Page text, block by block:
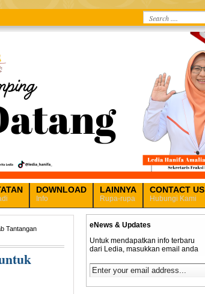
DOWNLOAD
Info
LAINNYA
Rupa-rupa
CONTACT US
Hubungi Kami
Tantangan
eNews & Updates
Untuk mendapatkan info terbaru
dari Ledia, masukkan email anda